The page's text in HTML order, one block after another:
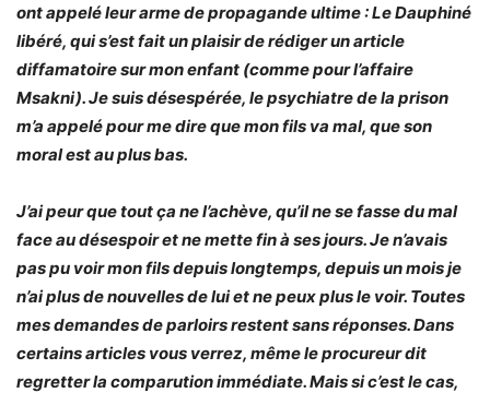
ont appelé leur arme de propagande ultime : Le Dauphiné
libéré, qui s’est fait un plaisir de rédiger un article
diffamatoire sur mon enfant (comme pour l’affaire
Msakni). Je suis désespérée, le psychiatre de la prison
m’a appelé pour me dire que mon fils va mal, que son
moral est au plus bas.
J’ai peur que tout ça ne l’achève, qu’il ne se fasse du mal
face au désespoir et ne mette fin à ses jours. Je n’avais
pas pu voir mon fils depuis longtemps, depuis un mois je
n’ai plus de nouvelles de lui et ne peux plus le voir. Toutes
mes demandes de parloirs restent sans réponses. Dans
certains articles vous verrez, même le procureur dit
regretter la comparution immédiate. Mais si c’est le cas,